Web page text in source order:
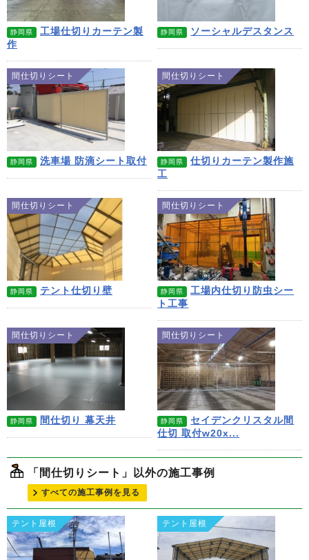
静岡県
工場仕切りカーテン製
作
静岡県 ソーシャルデスタンス
間仕切りシート
静岡県 洗車場 防滴シート取付
間仕切りシート
静岡県
仕切りカーテン製作施
工
間仕切りシート
静岡県 テント仕切り壁
間仕切りシート
静岡県
工場内仕切り防虫シー
ト工事
間仕切りシート
静岡県 間仕切り 幕天井
間仕切りシート
静岡県
セイデンクリスタル間
仕切 取付w20x...
「間仕切りシート」以外の施工事例
すべての施工事例を見る
テント屋根 テント屋根